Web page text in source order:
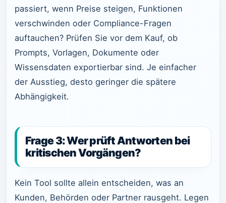
passiert, wenn Preise steigen, Funktionen
verschwinden oder Compliance-Fragen
auftauchen? Prüfen Sie vor dem Kauf, ob
Prompts, Vorlagen, Dokumente oder
Wissensdaten exportierbar sind. Je einfacher
der Ausstieg, desto geringer die spätere
Abhängigkeit.
Frage 3: Wer prüft Antworten bei
kritischen Vorgängen?
Kein Tool sollte allein entscheiden, was an
Kunden, Behörden oder Partner rausgeht. Legen